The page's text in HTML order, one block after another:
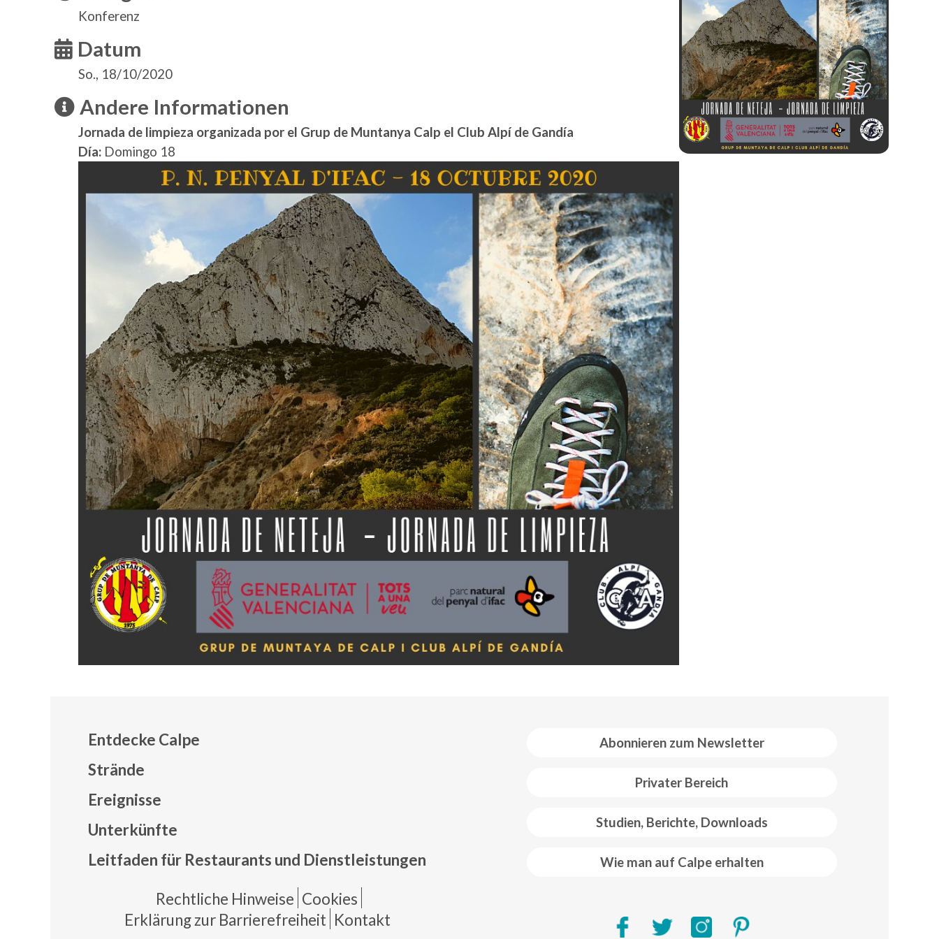
Konferenz
Datum
So., 18/10/2020
Andere Informationen
Jornada de limpieza organizada por el Grup de Muntanya Calp el Club Alpí de Gandía
Día: Domingo 18
Abonnieren zum Newsletter
Privater Bereich
Studien, Berichte, Downloads
Wie man auf Calpe erhalten
Entdecke Calpe
Strände
Ereignisse
Unterkünfte
Leitfaden für Restaurants und Dienstleistungen
Pie de página
Rechtliche Hinweise Cookies
Erklärung zur Barrierefreiheit Kontakt